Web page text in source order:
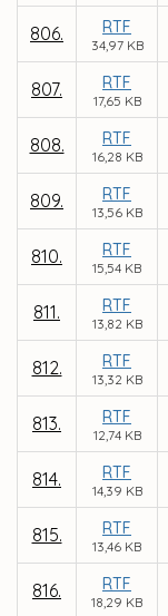
806. RTF
34,97 KB
807. RTF
17,65 KB
808. RTF
16,28 KB
809. RTF
13,56 KB
810. RTF
15,54 KB
811. RTF
13,82 KB
812. RTF
13,32 KB
813. RTF
12,74 KB
814. RTF
14,39 KB
815. RTF
13,46 KB
816. RTF
18,29 KB